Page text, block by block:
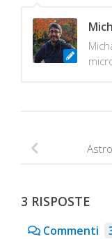
3 RISPOSTE
Commenti